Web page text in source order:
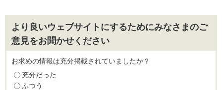
より良いウェブサイトにするためにみなさまのご
意見をお聞かせください
お求めの情報は充分掲載されていましたか？
充分だった
ふつう